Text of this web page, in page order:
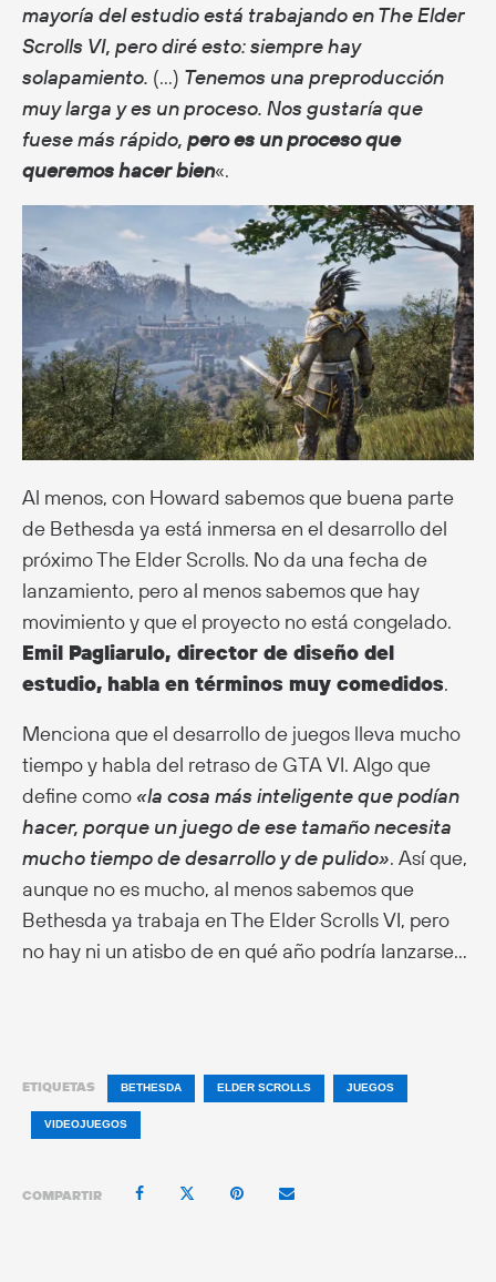
mayoría del estudio está trabajando en The Elder
Scrolls VI, pero diré esto: siempre hay
solapamiento. (…) Tenemos una preproducción
muy larga y es un proceso. Nos gustaría que
fuese más rápido, pero es un proceso que
queremos hacer bien«.
Al menos, con Howard sabemos que buena parte
de Bethesda ya está inmersa en el desarrollo del
próximo The Elder Scrolls. No da una fecha de
lanzamiento, pero al menos sabemos que hay
movimiento y que el proyecto no está congelado.
Emil Pagliarulo, director de diseño del
estudio, habla en términos muy comedidos.
Menciona que el desarrollo de juegos lleva mucho
tiempo y habla del retraso de GTA VI. Algo que
define como «la cosa más inteligente que podían
hacer, porque un juego de ese tamaño necesita
mucho tiempo de desarrollo y de pulido». Así que,
aunque no es mucho, al menos sabemos que
Bethesda ya trabaja en The Elder Scrolls VI, pero
no hay ni un atisbo de en qué año podría lanzarse…
ETIQUETAS BETHESDA ELDER SCROLLS JUEGOS
VIDEOJUEGOS
COMPARTIR